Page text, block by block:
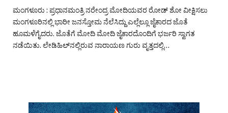
ಮಂಗಳೂರು : ಪ್ರಧಾನಮಂತ್ರಿ ನರೇಂದ್ರ ಮೋದಿಯವರ ರೋಡ್ ಶೋ ವೀಕ್ಷಿಸಲು
ಮಂಗಳೂರಿನಲ್ಲಿ ಭಾರೀ ಜನಸ್ತೋಮ ನೆಲೆಸಿದ್ದು ಎಲ್ಲೆಲ್ಲೂ ಜೈಕಾರದ ಜೊತೆ
ಹೂಮಳೆಗೈದರು. ಜೊತೆಗೆ ಮೋದಿ ಮೋದಿ ಜೈಕಾರದೊಂದಿಗೆ ಭರ್ಜರಿ ಸ್ವಾಗತ
ನಡೆಯಿತು. ಲೇಡಿಹಿಲ್‌ನಲ್ಲಿರುವ ನಾರಾಯಣ ಗುರು ವೃತ್ತದಲ್ಲಿ…